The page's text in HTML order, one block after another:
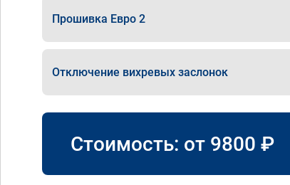
Прошивка Евро 2
Отключение вихревых заслонок
Стоимость: от 9800 ₽